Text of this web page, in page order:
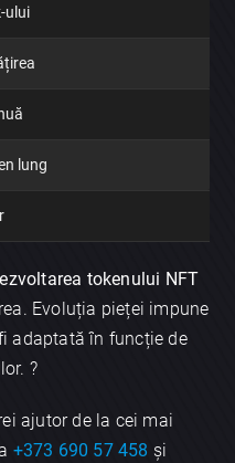
ului
lung
tokenului NFT
Evoluția pieței impune
adaptată în funcție de
?
ajutor de la cei mai
+373 690 57 458 și